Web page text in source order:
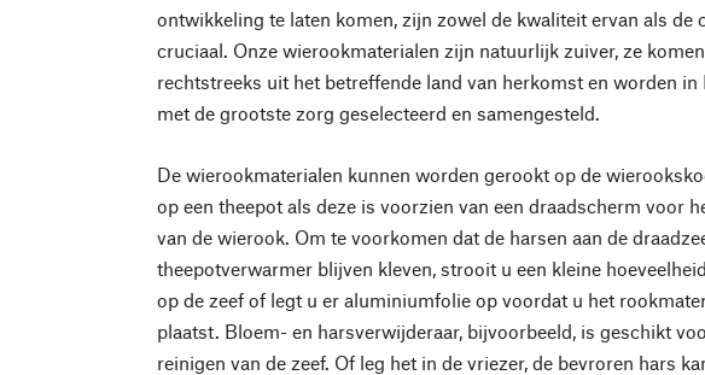
ontwikkeling te laten komen, zijn zowel de kwaliteit ervan als de
cruciaal. Onze wierookmaterialen zijn natuurlijk zuiver, ze komen
rechtstreeks uit het betreffende land van herkomst en worden in
met de grootste zorg geselecteerd en samengesteld.
De wierookmaterialen kunnen worden gerookt op de
op een theepot als deze is voorzien van een draadscherm voor
van de wierook. Om te voorkomen dat de harsen aan de
theepotverwarmer blijven kleven, strooit u een kleine
op de zeef of legt u er aluminiumfolie op voordat u het
plaatst. Bloem- en harsverwijderaar, bijvoorbeeld, is geschikt
reinigen van de zeef. Of leg het in de vriezer, de bevroren hars